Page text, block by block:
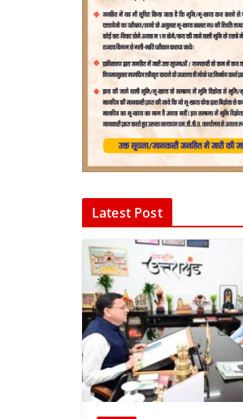
Latest Post